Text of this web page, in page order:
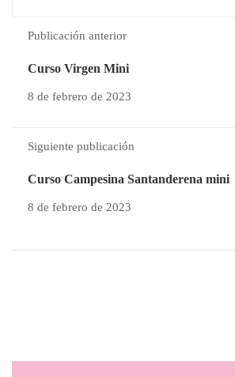
Publicación anterior
Curso Virgen Mini
8 de febrero de 2023
Siguiente publicación
Curso Campesina Santanderena mini
8 de febrero de 2023